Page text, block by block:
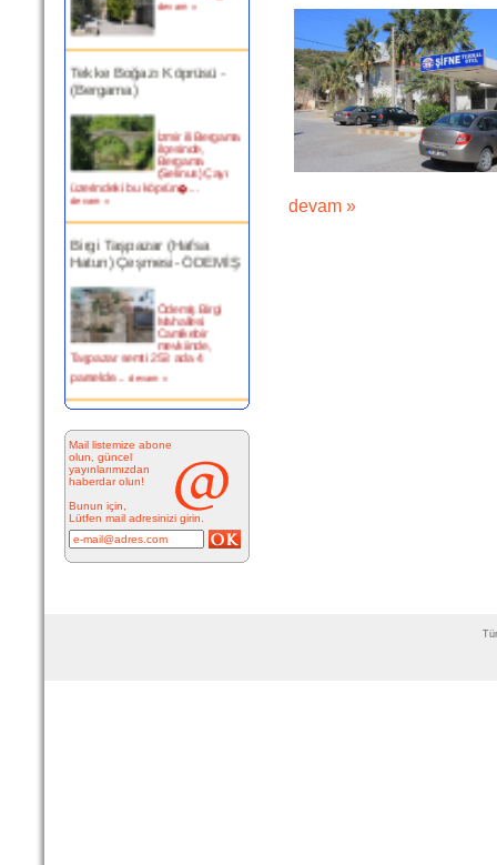
(Bergama)
ilçesinde,
Bergama
(Selinus) Çayı
üzerindeki bu köprün�...
devam »
Hatun) Çeşmesi- ÖDEMİŞ
Mahallesi
Camikebir
mevkiinde,
Taşpazar semti 253 ada 4
parselde... devam »
Kitabesiz Çeşmeler 4-
ÇEŞME
Resimde
görülen çeşme
İnkilap Caddesi
üzerinde yer
alan çarşı
bitiminde...
devam »
Mail listemize abone
olun, güncel
yayınlarımızdan
haberdar olun!
Bunun için,
Lütfen mail adresinizi girin.
devam »